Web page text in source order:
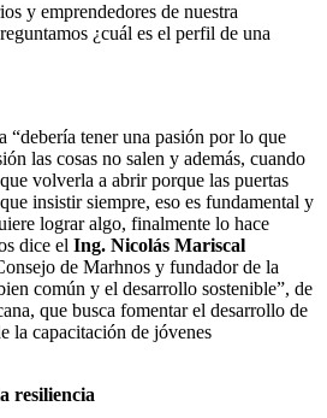
y emprendedores de nuestra
¿cuál es el perfil de una
“debería tener una pasión por lo que
las cosas no salen y además, cuando
volverla a abrir porque las puertas
insistir siempre, eso es fundamental y
lograr algo, finalmente lo hace
dice el Ing. Nicolás Mariscal
de Marhnos y fundador de la
común y el desarrollo sostenible”, de
que busca fomentar el desarrollo de
la capacitación de jóvenes
resiliencia